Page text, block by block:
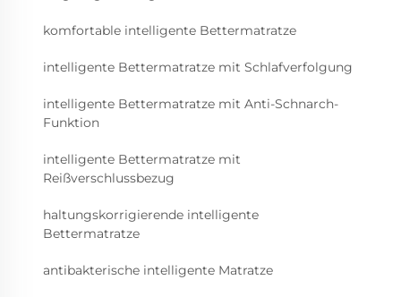
komfortable intelligente Bettermatratze
intelligente Bettermatratze mit Schlafverfolgung
intelligente Bettermatratze mit Anti-Schnarch-
Funktion
intelligente Bettermatratze mit
Reißverschlussbezug
haltungskorrigierende intelligente
Bettermatratze
antibakterische intelligente Matratze